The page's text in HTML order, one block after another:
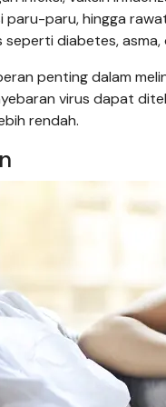
paru-paru, hingga
diabetes, asma,
penting dalam
virus dapat
rendah.